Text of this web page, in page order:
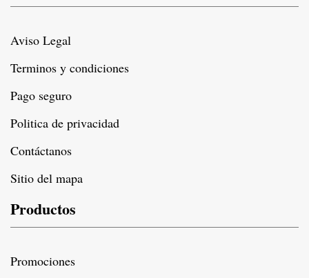
Aviso Legal
Terminos y condiciones
Pago seguro
Politica de privacidad
Contáctanos
Sitio del mapa
Productos
Promociones